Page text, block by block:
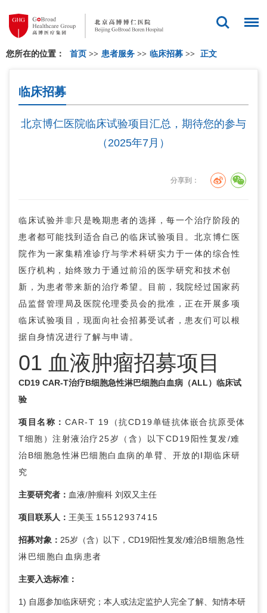
您所在的位置： 首页 >> 患者服务 >> 临床招募 >> 正文
临床招募
北京博仁医院临床试验项目汇总，期待您的参与
（2025年7月）
分享到：
临床试验并非只是晚期患者的选择，每一个治疗阶段的
患者都可能找到适合自己的临床试验项目。北京博仁医
院作为一家集精准诊疗与学术科研实力于一体的综合性
医疗机构，始终致力于通过前沿的医学研究和技术创
新，为患者带来新的治疗希望。目前，我院经过国家药
品监督管理局及医院伦理委员会的批准，正在开展多项
临床试验项目，现面向社会招募受试者，患友们可以根
据自身情况进行了解与申请。
01 血液肿瘤招募项目
CD19 CAR-T治疗B细胞急性淋巴细胞白血病（ALL）临床试
验
项目名称： CAR-T 19（抗CD19单链抗体嵌合抗原受体
T细胞）注射液治疗25岁（含）以下CD19阳性复发/难
治B细胞急性淋巴细胞白血病的单臂、开放的Ⅰ期临床研
究
主要研究者： 血液/肿瘤科 刘双又 主任
项目联系人： 王美玉 15512937415
招募对象： 25岁（含）以下，CD19阳性复发/难治B细胞急性
淋巴细胞白血病患者
主要入选标准：
1) 自愿参加临床研究；本人或法定监护人完全了解、知情本研